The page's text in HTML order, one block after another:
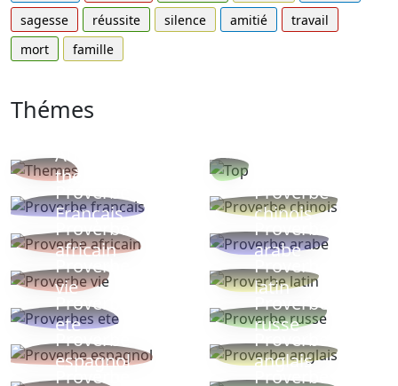
sagesse
réussite silence amitié
travail
mort
famille
Thémes
Autres
thèmes
Proverbe
Français
Proverbe
chinois
Proverbe
africain
Proverbe
arabe
Proverbe
vie
Proverbe
latin
Proverbes
ete
Proverbe
russe
Proverbe
espagnol
Proverbe
anglais
Proverbe
Proverbe